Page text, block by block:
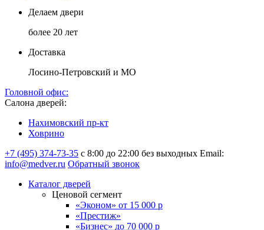
Делаем двери
более 20 лет
Доставка
Лосино-Петровский и МО
Головной офис:
Салона дверей:
Нахимовский пр-кт
Ховрино
+7 (495) 374-73-35 с 8:00 до 22:00 без выходных Email:
info@medver.ru Обратный звонок
Каталог дверей
Ценовой сегмент
«Эконом» от 15 000 р
«Престиж»
«Бизнес» до 70 000 р